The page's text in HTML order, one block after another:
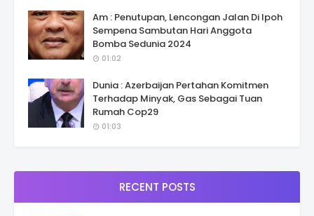
Am : Penutupan, Lencongan Jalan Di Ipoh
Sempena Sambutan Hari Anggota
Bomba Sedunia 2024
01:02
Dunia : Azerbaijan Pertahan Komitmen
Terhadap Minyak, Gas Sebagai Tuan
Rumah Cop29
01:03
RECENT POSTS